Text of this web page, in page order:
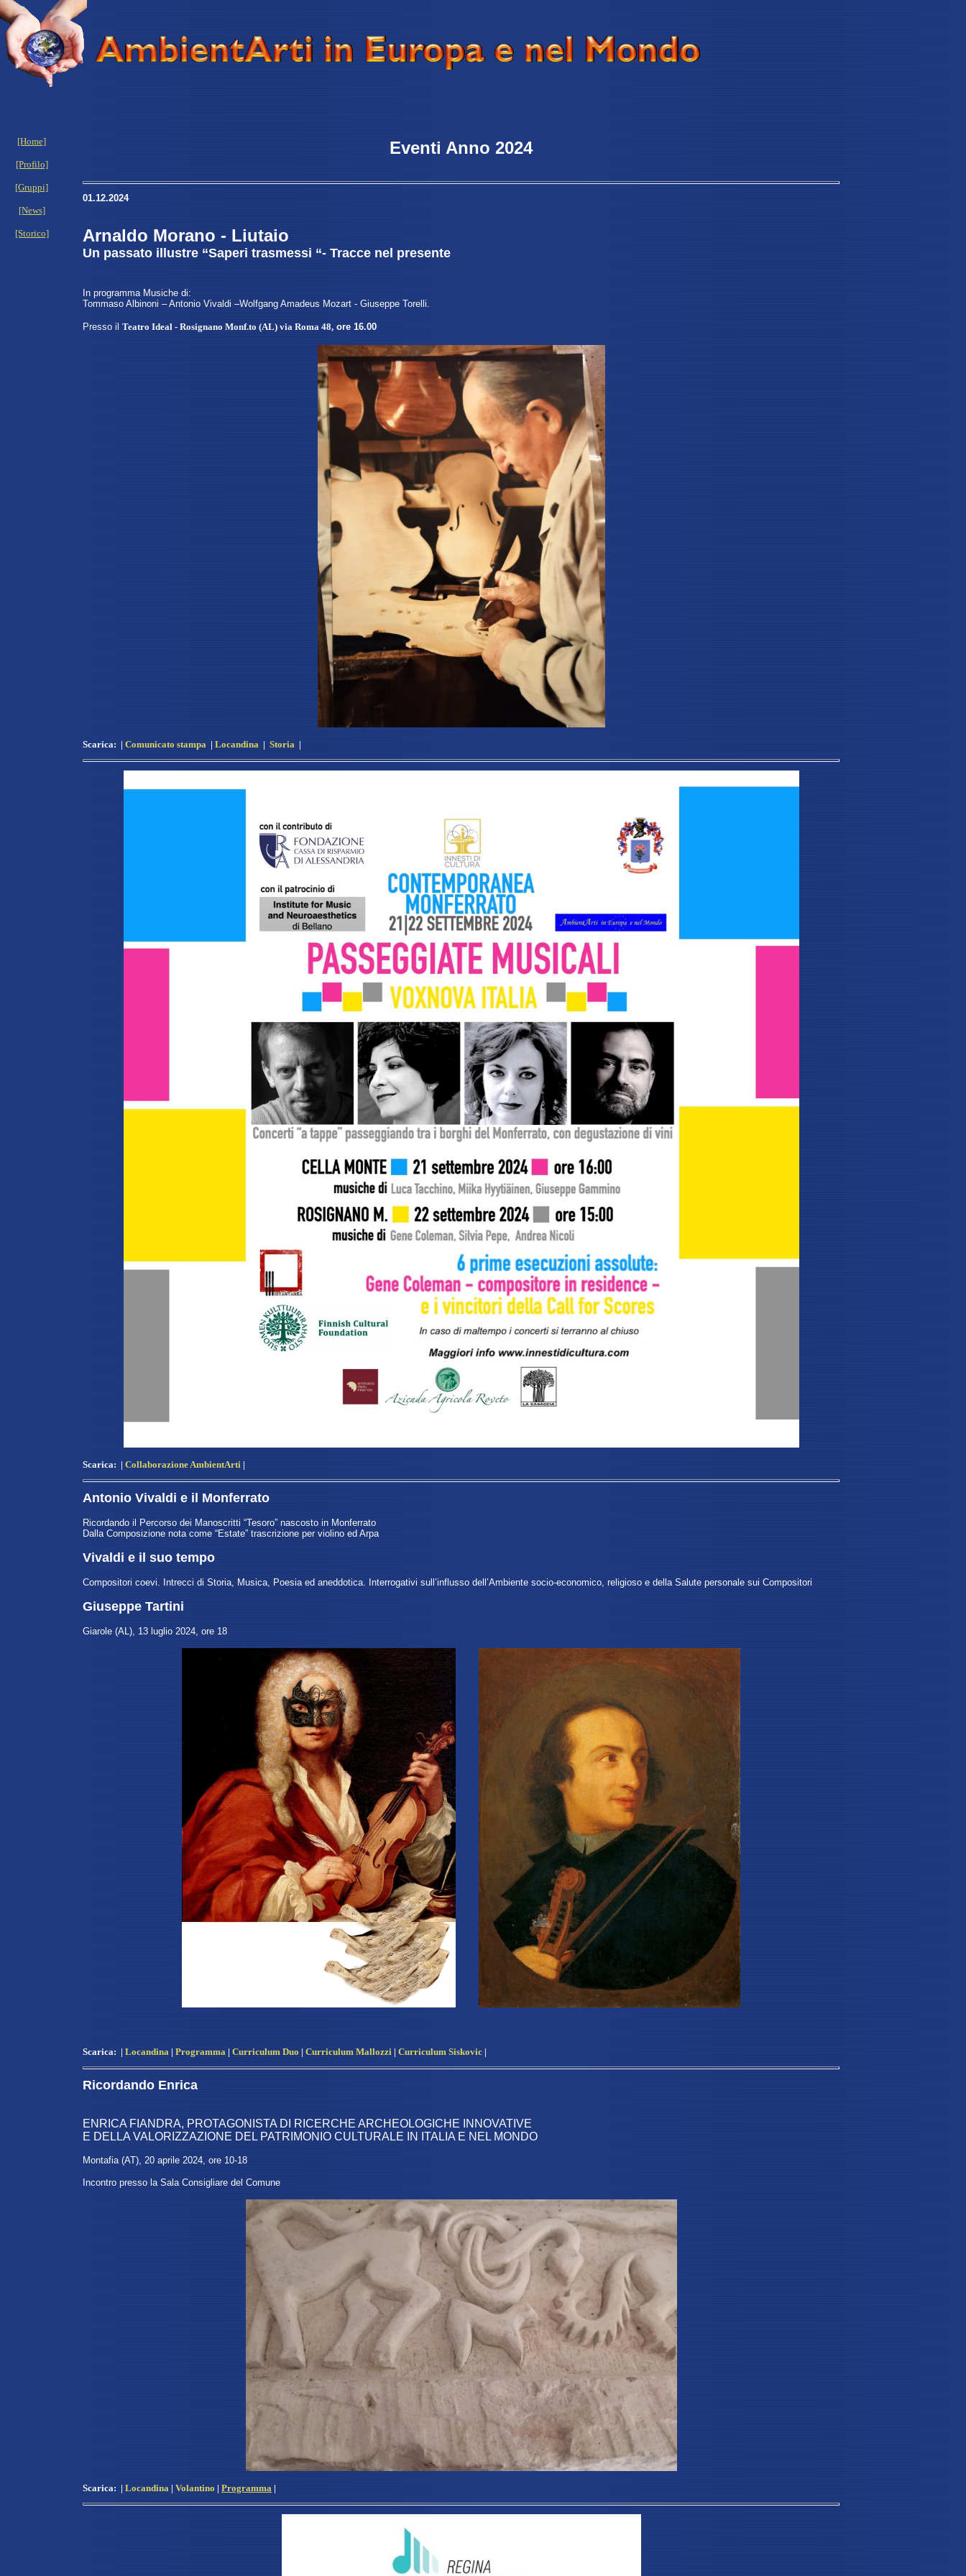
[Home]
[Profilo]
[Gruppi]
[News]
[Storico]
Eventi Anno 2024
01.12.2024
Arnaldo Morano - Liutaio
Un passato illustre “Saperi trasmessi “- Tracce nel presente
In programma Musiche di:
Tommaso Albinoni – Antonio Vivaldi –Wolfgang Amadeus Mozart - Giuseppe Torelli.
Presso il Teatro Ideal - Rosignano Monf.to (AL) via Roma 48, ore 16.00
Scarica: | Comunicato stampa | Locandina | Storia |
Scarica: | Collaborazione AmbientArti |
Antonio Vivaldi e il Monferrato
Ricordando il Percorso dei Manoscritti “Tesoro” nascosto in Monferrato
Dalla Composizione nota come “Estate” trascrizione per violino ed Arpa
Vivaldi e il suo tempo
Compositori coevi. Intrecci di Storia, Musica, Poesia ed aneddotica. Interrogativi sull’influsso dell’Ambiente socio-economico, religioso e della Salute personale sui Compositori
Giuseppe Tartini
Giarole (AL), 13 luglio 2024, ore 18
Scarica: | Locandina | Programma | Curriculum Duo | Curriculum Mallozzi | Curriculum Siskovic |
Ricordando Enrica
ENRICA FIANDRA, PROTAGONISTA DI RICERCHE ARCHEOLOGICHE INNOVATIVE
E DELLA VALORIZZAZIONE DEL PATRIMONIO CULTURALE IN ITALIA E NEL MONDO
Montafia (AT), 20 aprile 2024, ore 10-18
Incontro presso la Sala Consigliare del Comune
Scarica: | Locandina | Volantino | Programma |